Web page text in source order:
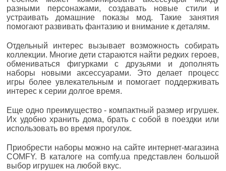
разными персонажами, создавать новые стили и
устраивать домашние показы мод. Такие занятия
помогают развивать фантазию и внимание к деталям.
Отдельный интерес вызывает возможность собирать
коллекции. Многие дети стараются найти редких героев,
обмениваться фигурками с друзьями и дополнять
наборы новыми аксессуарами. Это делает процесс
игры более увлекательным и помогает поддерживать
интерес к серии долгое время.
Еще одно преимущество - компактный размер игрушек.
Их удобно хранить дома, брать с собой в поездки или
использовать во время прогулок.
Приобрести наборы можно на сайте интернет-магазина
COMFY. В каталоге на comfy.ua представлен большой
выбор игрушек на любой вкус.